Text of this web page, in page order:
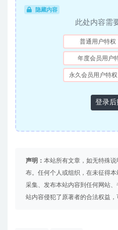
隐藏内容
此处内容需
普通用户特权
年度会员用户
永久会员用户特权
登录后
声明： 本站所有文章，如无特殊
布。任何个人或组织，在未征得本
采集、发布本站内容到任何网站
站内容侵犯了原著者的合法权益，